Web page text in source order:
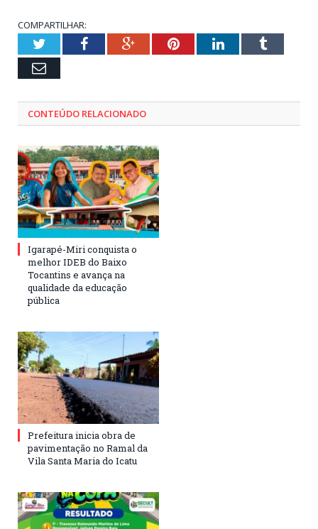
COMPARTILHAR:
TwitterFacebookGoogle+PinterestLinkedInTumblr
Email
CONTEÚDO RELACIONADO
Igarapé-Miri conquista o
melhor IDEB do Baixo
Tocantins e avança na
qualidade da educação
pública
Prefeitura inicia obra de
pavimentação no Ramal da
Vila Santa Maria do Icatu